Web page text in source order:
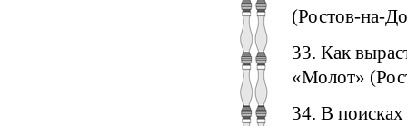
(Ростов-на-
33. Как
«Молот»
34. В